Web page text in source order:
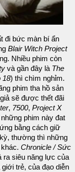
đi bức màn bí ẩn
Blair Witch Project
Nhiều phim còn
và gần đây là The
18) thì chìm nghỉm.
phim tha hồ sản
sẽ được thết đãi
, 7500, Project X
phim này đat
bằng cách giữ
thường thì những
Chronicle / Sức
ra siêu năng lực của
trẻ, của đạo diễn